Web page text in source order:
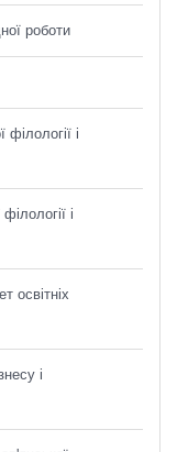
роботи
і
і
освітніх
і